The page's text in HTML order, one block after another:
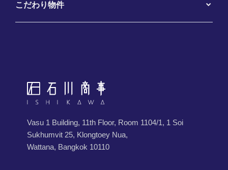
こだわり物件
Vasu 1 Building, 11th Floor, Room 1104/1, 1 Soi
Sukhumvit 25, Klongtoey Nua,
Wattana, Bangkok 10110